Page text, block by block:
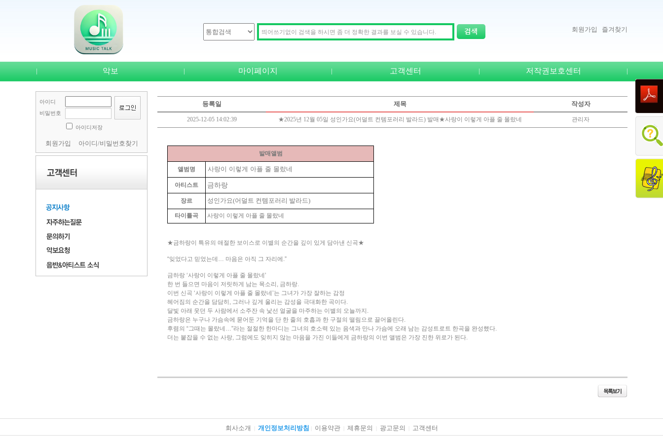
회원가입 즐겨찾기
| 악보 | 마이페이지 | 고객센터 | 저작권보호센터 |
아이디
비밀번호
아이디저장
회원가입 아이디/비밀번호찾기
등록일 제목 작성자
2025-12-05 14:02:39 ★2025년 12월 05일 성인가요(어덜트 컨템포러리 발라드) 발매★사랑이 이렇게 아플 줄 몰랐네 관리자
발매앨범
앨범명 사랑이 이렇게 아플 줄 몰랐네
아티스트 금하랑
장르 성인가요(어덜트 컨템포러리 발라드)
타이틀곡 사랑이 이렇게 아플 줄 몰랐네
★금하랑이 특유의 애절한 보이스로 이별의 순간을 깊이 있게 담아낸 신곡★
“잊었다고 믿었는데… 마음은 아직 그 자리에.”
금하랑 ‘사랑이 이렇게 아플 줄 몰랐네’
한 번 들으면 마음이 저릿하게 남는 목소리, 금하랑.
이번 신곡 ‘사랑이 이렇게 아플 줄 몰랐네’는 그녀가 가장 잘하는 감정
헤어짐의 순간을 담담히, 그러나 깊게 울리는 감성을 극대화한 곡이다.
달빛 아래 웃던 두 사람에서 소주잔 속 낯선 얼굴을 마주하는 이별의 오늘까지.
금하랑은 누구나 가슴속에 묻어둔 기억을 단 한 줄의 호흡과 한 구절의 떨림으로 끌어올린다.
후렴의 “그때는 몰랐네…”라는 절절한 한마디는 그녀의 호소력 있는 음색과 만나 가슴에 오래 남는 감성트로트 한곡을 완성했다.
더는 붙잡을 수 없는 사랑, 그럼에도 잊히지 않는 마음을 가진 이들에게 금하랑의 이번 앨범은 가장 진한 위로가 된다.
회사소개 개인정보처리방침 이용약관 제휴문의 광고문의 고객센터